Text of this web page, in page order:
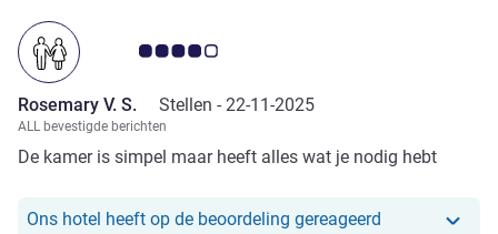
Avis-klantbeoordeling 4.0/5
Rosemary V. S. Stellen - 22-11-2025
ALL bevestigde berichten
De kamer is simpel maar heeft alles wat je nodig hebt
Ons hotel heeft op de beoordeling gereageerd Ons hotel